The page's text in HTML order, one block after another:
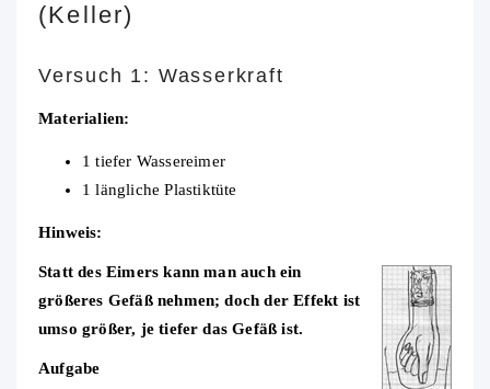
(Keller)
Versuch 1: Wasserkraft
Materialien:
1 tiefer Wassereimer
1 längliche Plastiktüte
Hinweis:
Statt des Eimers kann man auch ein
größeres Gefäß nehmen; doch der Effekt ist
umso größer, je tiefer das Gefäß ist.
Aufgabe